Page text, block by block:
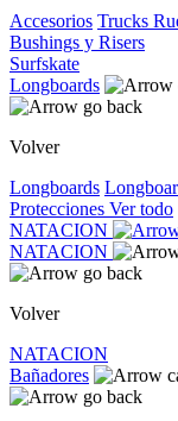
Accesorios Trucks
Bushings y Risers
Surfskate
Longboards
Volver
Longboards
Protecciones Ver todo
NATACION
NATACION
Volver
NATACION
Bañadores